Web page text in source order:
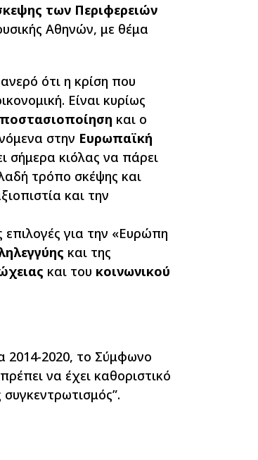
των Περιφερειών
Αθηνών, με θέμα
ότι η κρίση που
Είναι κυρίως
και ο
στην Ευρωπαϊκή
σήμερα κιόλας να πάρει
τρόπο σκέψης και
και την
επιλογές για την «Ευρώπη
και της
και του κοινωνικού
2014-2020, το Σύμφωνο
να έχει καθοριστικό